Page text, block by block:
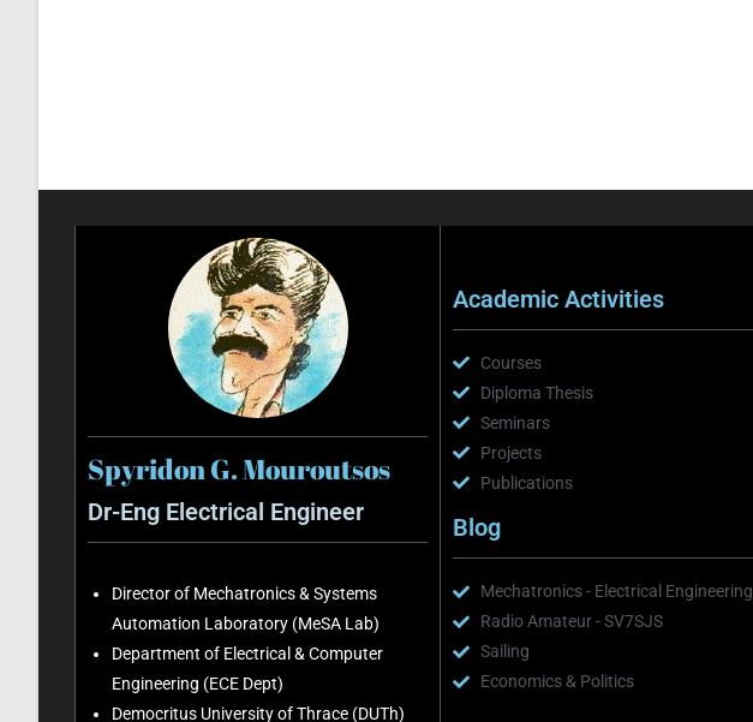
Spyridon G. Mouroutsos
Dr-Eng Electrical Engineer
Director of Mechatronics & Systems
Automation Laboratory (MeSA Lab)
Department of Electrical & Computer
Engineering (ECE Dept)
Democritus University of Thrace (DUTh)
Academic Activities
Courses
Diploma Thesis
Seminars
Projects
Publications
Blog
Mechatronics - Electrical Engineering
Radio Amateur - SV7SJS
Sailing
Economics & Politics